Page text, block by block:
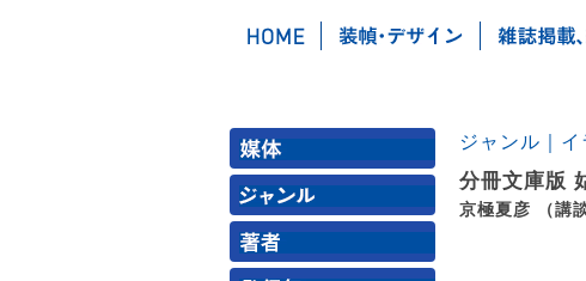
ジャンル｜
分冊文庫版
京極夏彦 （講